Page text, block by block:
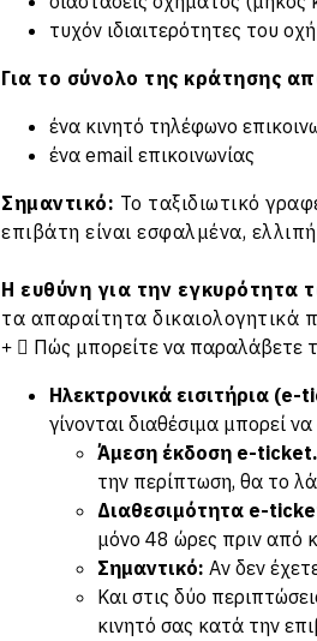
τυχόν ιδιαιτερότητες του
Για το σύνολο της κράτησης
ένα κινητό τηλέφωνο
ένα email επικοινωνίας
Σημαντικό: Το ταξιδιωτικό
επιβάτη είναι εσφαλμένα,
Η ευθύνη για την εγκυρότητα
τα απαραίτητα δικαιολογητικά
Πώς μπορείτε να παραλάβετε
Ηλεκτρονικά εισιτήρια (e-
γίνονται διαθέσιμα μπορεί να
Άμεση έκδοση e-ticket.
την περίπτωση, θα το
Διαθεσιμότητα e-
μόνο 48 ώρες πριν από
Σημαντικό: Αν δεν
Και στις δύο
κινητό σας κατά την